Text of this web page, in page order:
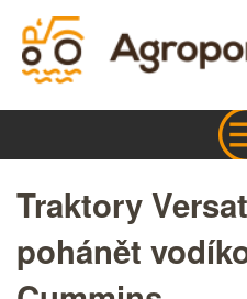
Traktory
pohánět